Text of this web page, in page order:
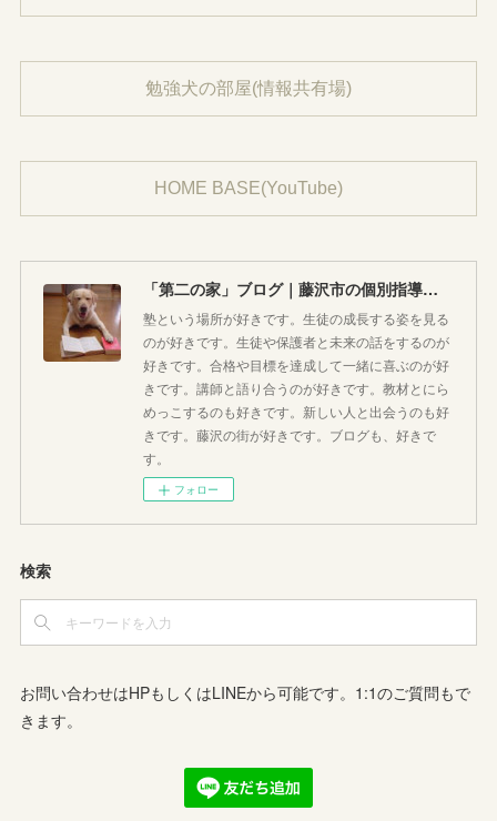
勉強犬の部屋(情報共有場)
HOME BASE(YouTube)
「第二の家」ブログ｜藤沢市の個別指導塾のお話
塾という場所が好きです。生徒の成長する姿を見る
のが好きです。生徒や保護者と未来の話をするのが
好きです。合格や目標を達成して一緒に喜ぶのが好
きです。講師と語り合うのが好きです。教材とにら
めっこするのも好きです。新しい人と出会うのも好
きです。藤沢の街が好きです。ブログも、好きで
す。
フォロー
検索
お問い合わせはHPもしくはLINEから可能です。1:1のご質問もで
きます。